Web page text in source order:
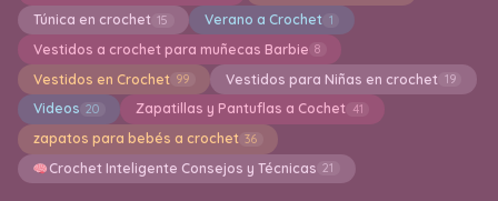
Túnica en crochet 15 Verano a Crochet 1
Vestidos a crochet para muñecas Barbie 8
Vestidos en Crochet 99 Vestidos para Niñas en crochet 19
Videos 20 Zapatillas y Pantuflas a Cochet 41
zapatos para bebés a crochet 36
Crochet Inteligente Consejos y Técnicas 21